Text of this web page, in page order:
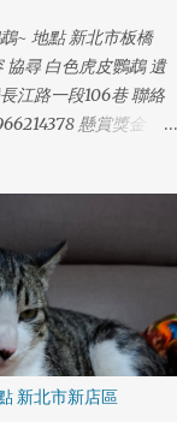
~ 地點 新北市板橋
協尋 白色虎皮鸚鵡 遺
江路一段106巷 聯絡
懸賞獎金：
新北市新店區